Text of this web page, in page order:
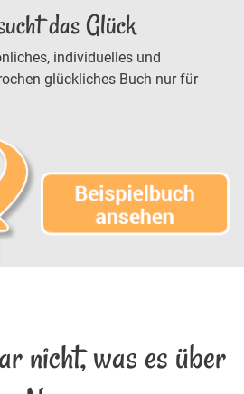
das Glück
individuelles und
glückliches Buch nur für
nicht, was es über